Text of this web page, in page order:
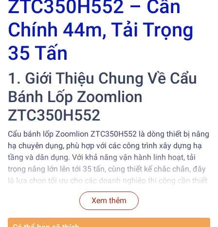
ZTC350H552 – Cần
Chính 44m, Tải Trọng
35 Tấn
1. Giới Thiệu Chung Về Cẩu
Bánh Lốp Zoomlion
ZTC350H552
Cẩu bánh lốp Zoomlion ZTC350H552 là dòng thiết bị nâng
hạ chuyên dụng, phù hợp với các công trình xây dựng hạ
tầng và dân dụng. Với khả năng vận hành linh hoạt, tải
trọng nâng lớn lên tới 35 tấn, cùng thiết kế chắc chắn, đây
là lựa chọn tối ưu cho các doanh nghiệp thi công cần thiết
bị bền bỉ và hiệu suất cao.
Zoomlion ZTC350H552
Xem thêm